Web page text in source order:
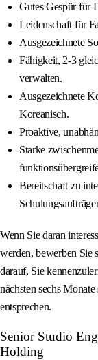
Gutes Gespür für
Leidenschaft für
Ausgezeichnete
Fähigkeit, 2-3
verwalten.
Ausgezeichnete
Koreanisch.
Proaktive,
Starke
Bereitschaft zu
Wenn Sie daran
werden, bewerben Sie
darauf, Sie
nächsten sechs
entsprechen.
Senior Studio
Holding